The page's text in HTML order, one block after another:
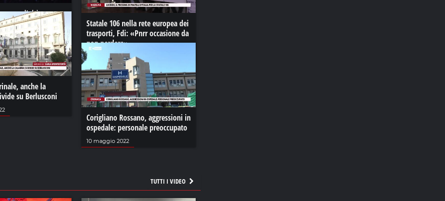
l’ultimo
Marta
Statale 106 nella rete europea dei
trasporti, Fdi: «Pnrr occasione da
non perdere»
01 dicembre 2021
anche la
su Berlusconi
Corigliano Rossano, aggressioni in
ospedale: personale preoccupato
10 maggio 2022
TUTTI I VIDEO